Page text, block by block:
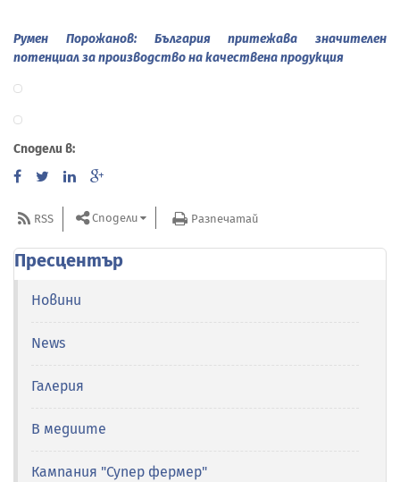
Румен Порожанов: България притежава значителен
потенциал за производство на качествена продукция
Сподели в:
RSS Сподели Разпечатай
Пресцентър
Новини
News
Галерия
В медиите
Кампания "Супер фермер"